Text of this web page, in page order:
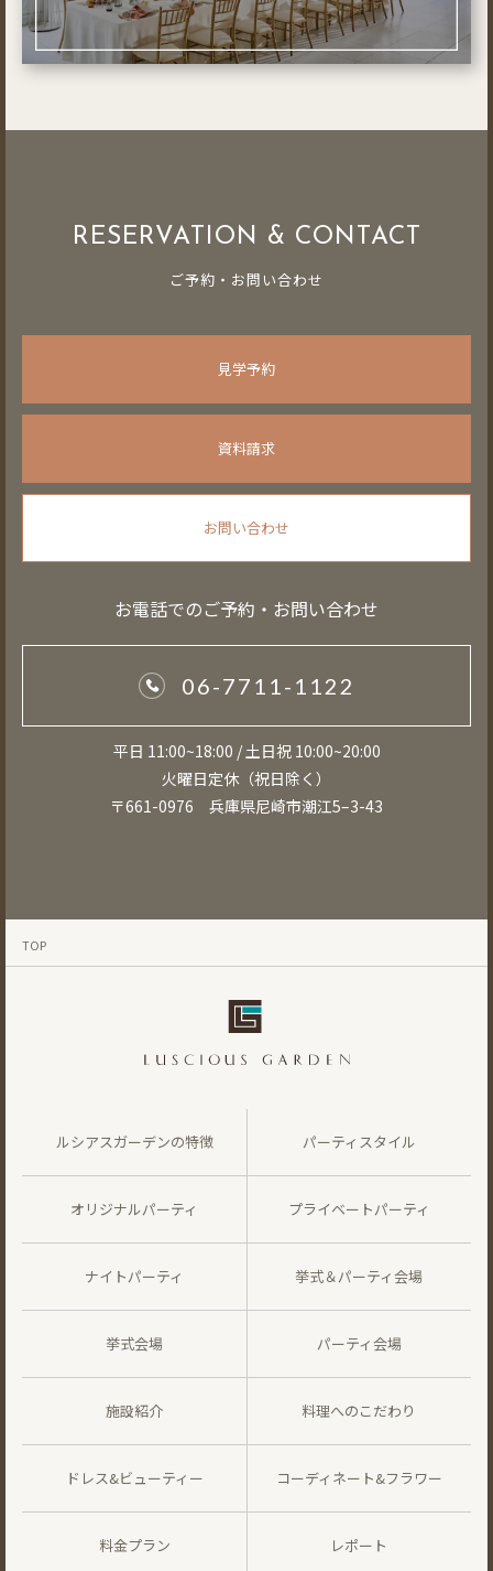
RESERVATION & CONTACT
ご予約・お問い合わせ
見学予約
資料請求
お問い合わせ
お電話でのご予約・お問い合わせ
06-7711-1122
平日 11:00~18:00 / 土日祝 10:00~20:00
火曜日定休（祝日除く）
〒661-0976 兵庫県尼崎市潮江5–3-43
TOP
ルシアスガーデンの特徴 パーティスタイル
オリジナルパーティ プライベートパーティ
ナイトパーティ 挙式＆パーティ会場
挙式会場 パーティ会場
施設紹介 料理へのこだわり
ドレス&ビューティー コーディネート&フラワー
料金プラン レポート